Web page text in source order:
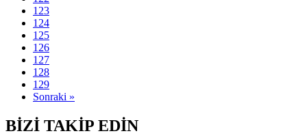
123
124
125
126
127
128
129
Sonraki »
BİZİ TAKİP EDİN